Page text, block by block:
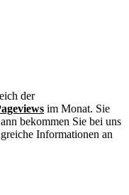
der
im Monat. Sie
bekommen Sie bei uns
Informationen an